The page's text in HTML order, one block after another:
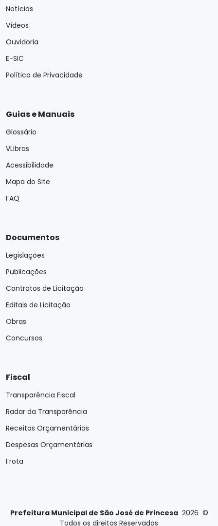
Notícias
Vídeos
Ouvidoria
E-SIC
Política de Privacidade
Guias e Manuais
Glossário
VLibras
Acessibilidade
Mapa do Site
FAQ
Documentos
Legislações
Publicações
Contratos de Licitação
Editais de Licitação
Obras
Concursos
Fiscal
Transparência Fiscal
Radar da Transparência
Receitas Orçamentárias
Despesas Orçamentárias
Frota
Prefeitura Municipal de São José de Princesa 2026 ©
Todos os direitos Reservados